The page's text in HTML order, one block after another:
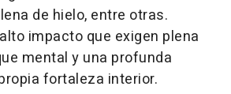
de hielo, entre otras.
impacto que exigen plena
mental y una profunda
fortaleza interior.